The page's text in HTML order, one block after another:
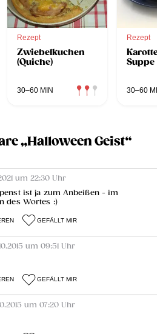
Rezept
Zwiebelkuchen
(Quiche)
30–60 MIN
Rezept
Suppe
30–60 MIN
„Halloween Geist“
um 22:30 Uhr
ist ja zum Anbeißen - im
des Wortes :)
GEFÄLLT MIR
um 09:51 Uhr
GEFÄLLT MIR
um 07:20 Uhr